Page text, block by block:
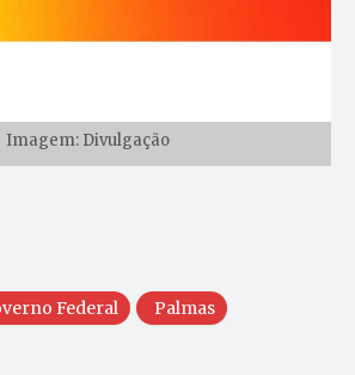
Imagem: Divulgação
Federal
Palmas